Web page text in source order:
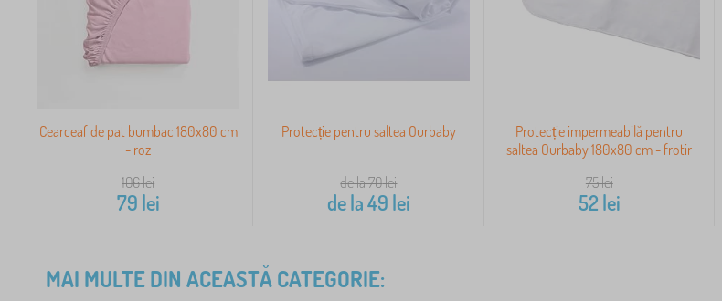
Cearceaf de pat bumbac 180x80 cm
- roz
106lei
79 lei
Protecție pentru saltea Ourbaby
de la 70lei
de la49 lei
Protecție impermeabilă pentru
saltea Ourbaby 180x80 cm - frotir
75lei
52 lei
MAI MULTE DIN ACEASTĂ CATEGORIE: